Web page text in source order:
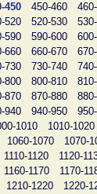
450 450-460
520 520-530
590 590-600
660 660-670
730 730-740
800 800-810
870 870-880
940 940-950
1010 1010-1020
1060-1070 1070-
1110-1120 1120-
1160-1170 1170-
1210-1220 1220-